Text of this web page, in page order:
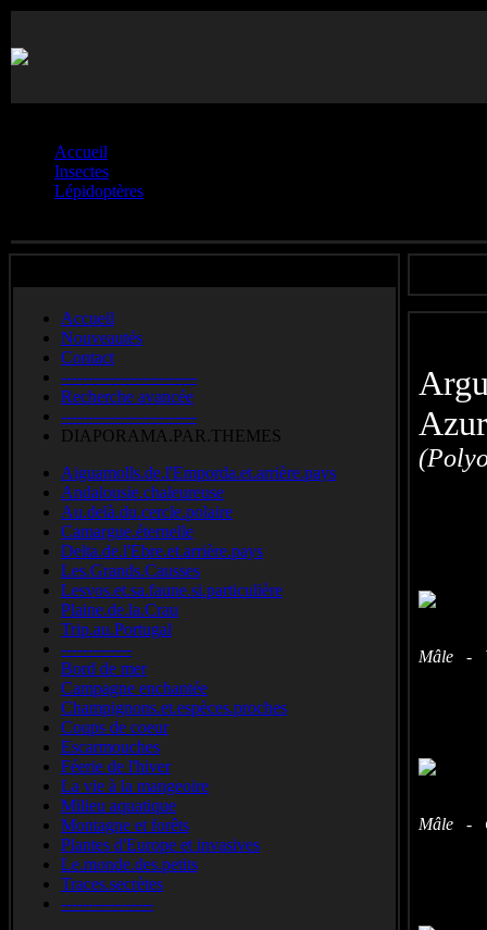
Accueil
Insectes
Lépidoptères
Accueil
Nouveautés
Contact
-------------------------
Recherche avancée
-------------------------
DIAPORAMA.PAR.THEMES
Aiguamolls.de.l'Emporda.et.arrière.pays
Andalousie.chaleureuse
Au.delà.du.cercle.polaire
Camargue.éternelle
Delta.de.l'Ebre.et.arrière.pays
Les.Grands.Causses
Lesvos.et.sa.faune.si.particulière
Plaine.de.la.Crau
Trip.au.Portugal
-------------
Bord de mer
Campagne enchantée
Champignons.et.espèces.proches
Coups de coeur
Escarmouches
Féerie de l'hiver
La vie à la mangeoire
Milieu aquatique
Montagne et forêts
Plantes d'Europe et invasives
Le.monde.des.petits
Traces.secrètes
-----------------
Mâle -
Mâle -